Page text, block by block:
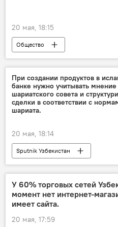
20 мая, 18:15
Общество
Россотрудничество в Узбекистане
При создании продуктов в
банке нужно учитывать мнение
шариатского совета и
сделки в соответствии с
шариата.
20 мая, 18:14
Sputnik Узбекистан
У 60% торговых сетей
момент нет интернет-
имеет сайта.
20 мая, 17:59